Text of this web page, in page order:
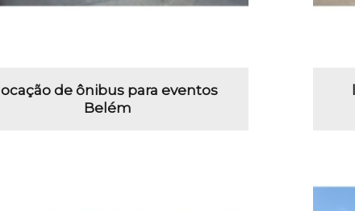
locação de ônibus para eventos
Belém